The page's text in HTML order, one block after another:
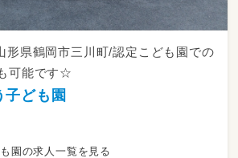
形県鶴岡市三川町/認定こども園での
可能です☆
子ども園
園の求人一覧を見る